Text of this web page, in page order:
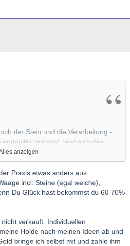
der Stein und die Verarbeitung -
zerreisst, wird sich das
würde ich natürlich in
ist da in einer anderen Liga.
an Smaragd-Goldschmuck in
dass ich im trotz
liege.
anzeigen
Praxis etwas anders aus.
incl. Steine (egal welche),
Du Glück hast bekommst du 60-70%
verkauft. Individuellen
Holde nach meinen Ideen ab und
bringe ich selbst mit und zahle ihm